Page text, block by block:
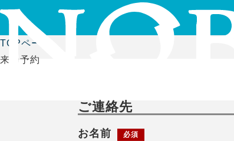
TOPページ
来場予約
ご連絡先
お名前 必須